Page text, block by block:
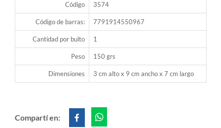
Código 3574
Código de barras: 7791914550967
Cantidad por bulto 1
Peso 150 grs
Dimensiones 3 cm alto x 9 cm ancho x 7 cm largo
Compartí en: